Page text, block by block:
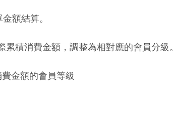
額結算。
積消費金額，調整為相對應的會員分級。
金額的會員等級